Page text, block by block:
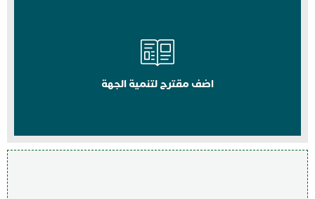
اضف مقترح لتنمية الجهة